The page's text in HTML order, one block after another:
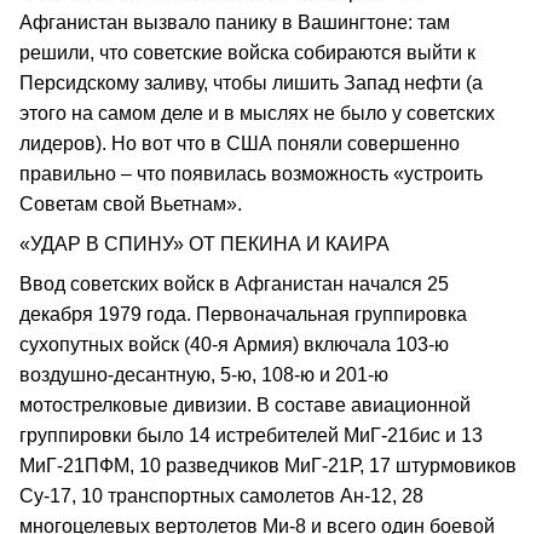
Афганистан вызвало панику в Вашингтоне: там
решили, что советские войска собираются выйти к
Персидскому заливу, чтобы лишить Запад нефти (а
этого на самом деле и в мыслях не было у советских
лидеров). Но вот что в США поняли совершенно
правильно – что появилась возможность «устроить
Советам свой Вьетнам».
«УДАР В СПИНУ» ОТ ПЕКИНА И КАИРА
Ввод советских войск в Афганистан начался 25
декабря 1979 года. Первоначальная группировка
сухопутных войск (40-я Армия) включала 103-ю
воздушно-десантную, 5-ю, 108-ю и 201-ю
мотострелковые дивизии. В составе авиационной
группировки было 14 истребителей МиГ-21бис и 13
МиГ-21ПФМ, 10 разведчиков МиГ-21Р, 17 штурмовиков
Су-17, 10 транспортных самолетов Ан-12, 28
многоцелевых вертолетов Ми-8 и всего один боевой